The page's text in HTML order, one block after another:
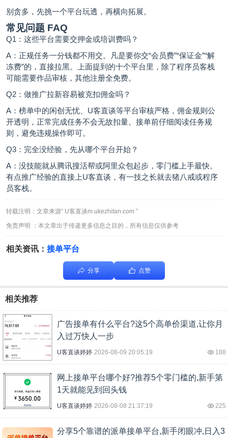
别贪多，先挑一个平台玩透，再横向拓展。
常见问题 FAQ
Q1：这些平台需要交押金或培训费吗？
A：正规任务一分钱都不用交。凡是要你交“会员费”“保证金”“解
冻费”的，直接拉黑。上面提到的十个平台里，除了程序员客栈
可能需要作品审核，其他注册全免费。
Q2：做推广拉新容易被克扣佣金吗？
A：榜单中的闲创无忧、 U客直谈等平台审核严格，佣金规则公
开透明，正常完成任务不会无故扣量。接单前仔细阅读任务规
则，避免违规操作即可。
Q3：完全没经验，先从哪个平台开始？
A：没技能就从腾讯搜活帮或阿里众包起步，零门槛上手最快。
有点推广经验的直接上U客直谈，有一技之长就去猪八戒或程序
员客栈。
转载注明：文章来源“ U客直谈m.ukezhitan.com ”
免责声明 ：本文章出于传递更多信息之目的，所有信息仅供参考
相关资讯： 接单平台
分享 点赞
相关推荐
广告接单有什么平台?这5个高单价渠道,让你月
入过万快人一步
U客直谈婷婷 2026-08-09 20:05:19 188
网上接单平台哪个好?推荐5个零门槛的,新手第
1天就能见到回头钱
U客直谈婷婷 2026-08-08 21:37:19 225
分享5个靠谱的派单接单平台,新手闭眼冲,日入3